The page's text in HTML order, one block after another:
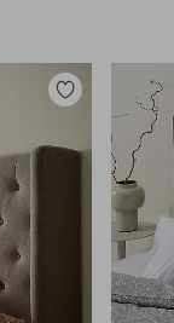
Dodaj
ulubionych